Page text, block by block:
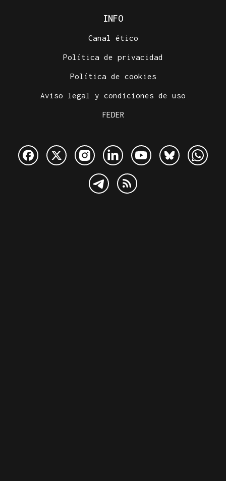
INFO
Canal ético
Política de privacidad
Política de cookies
Aviso legal y condiciones de uso
FEDER